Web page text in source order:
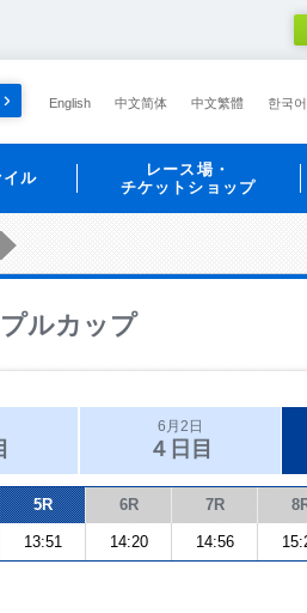
English 中文简体 中文繁體 한국어
イル
レース場・
チケットショップ
ルカップ
6月2日
４日目
5R 6R 7R
13:51 14:20 14:56